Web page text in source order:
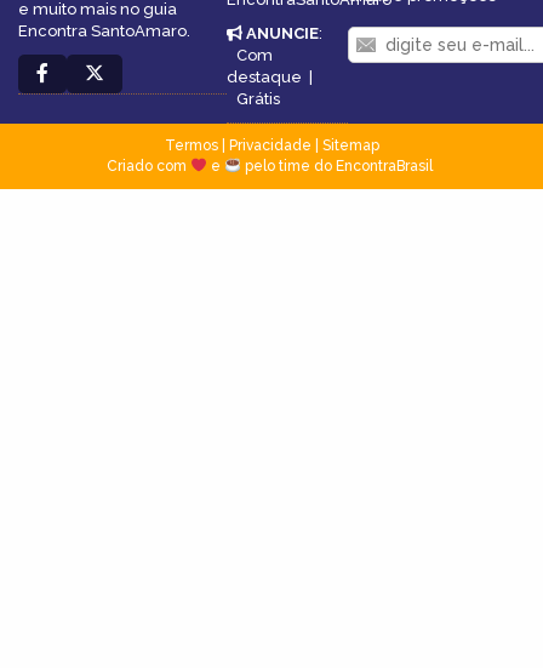
e muito mais no guia
Encontra SantoAmaro.
ANUNCIE:
Com
destaque |
Grátis
Termos| Privacidade
Sitemap
Criado com
e pelo time do EncontraBrasil